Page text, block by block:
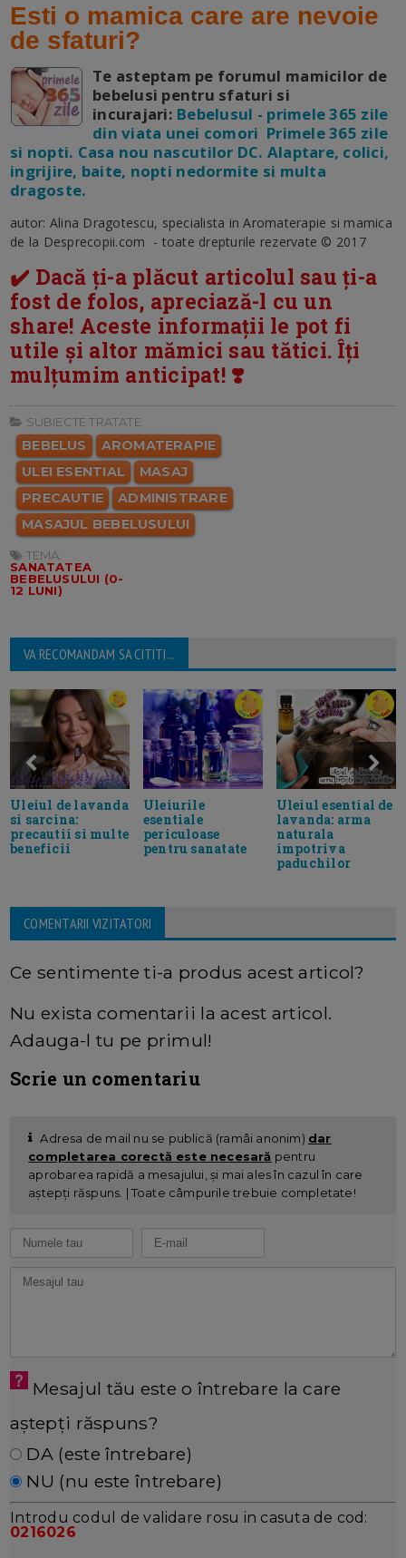
Esti o mamica care are nevoie
de sfaturi?
Te asteptam pe forumul mamicilor de
bebelusi pentru sfaturi si
incurajari: Bebelusul - primele 365 zile
din viata unei comori Primele 365 zile
si nopti. Casa nou nascutilor DC. Alaptare, colici,
ingrijire, baite, nopti nedormite si multa
dragoste.
autor: Alina Dragotescu, specialista in Aromaterapie si mamica
de la Desprecopii.com - toate drepturile rezervate © 2017
✔️ Dacă ți-a plăcut articolul sau ți-a
fost de folos, apreciază-l cu un
share! Aceste informații le pot fi
utile și altor mămici sau tătici. Îți
mulțumim anticipat! ❣️
SUBIECTE TRATATE:
BEBELUS
AROMATERAPIE
ULEI ESENTIAL
MASAJ
PRECAUTIE
ADMINISTRARE
MASAJUL BEBELUSULUI
TEMA:
SANATATEA
BEBELUSULUI (0-
12 LUNI)
VA RECOMANDAM SA CITITI...
Uleiul de lavanda
si sarcina:
precautii si multe
beneficii
Uleiurile
esentiale
periculoase
pentru sanatate
Uleiul esential de
lavanda: arma
naturala
impotriva
paduchilor
COMENTARII VIZITATORI
Ce sentimente ti-a produs acest articol?
Nu exista comentarii la acest articol.
Adauga-l tu pe primul!
Scrie un comentariu
Adresa de mail nu se publică (ramâi anonim) dar
completarea corectă este necesară pentru
aprobarea rapidă a mesajului, și mai ales în cazul în care
aștepți răspuns. | Toate câmpurile trebuie completate!
Mesajul tău este o întrebare la care
aștepți răspuns?
DA (este întrebare)
NU (nu este întrebare)
Introdu codul de validare rosu in casuta de cod:
0216026